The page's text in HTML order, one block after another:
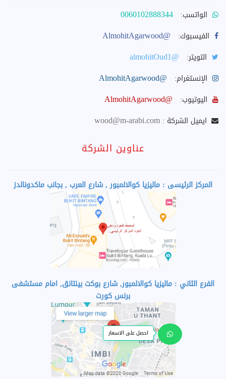
الواتسب: 0060102888344
الفيسبوك: @AlmohitAgarwood
التويتر: @almohitOud1
الإنستغرام: @AlmohitAgarwood
اليوتيوب: @AlmohitAgarwood
ايميل الشركة : wood@m-arabi.com
عناوين الشركة
المركز الرئيسى : ماليزيا كوالالمبور , شارع العرب , بجانب ماكدونالدز
الفرع الثاني : ماليزيا كوالالمبور, شارع بوكت بينتانق, امام مستشفى
برنس كورت
احصل على الاسعار